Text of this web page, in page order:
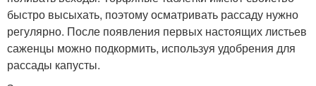
быстро высыхать, поэтому осматривать рассаду нужно
регулярно. После появления первых настоящих листьев
саженцы можно подкормить, используя удобрения для
рассады капусты.